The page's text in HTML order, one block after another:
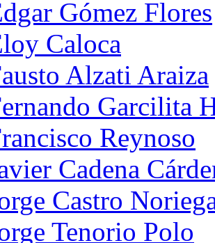
Gómez Flores
Caloca
Alzati Araiza
Garcilita
Reynoso
Cadena
Castro
Tenorio Polo